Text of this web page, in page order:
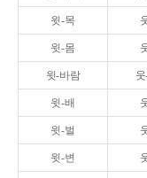
윗-목
윗-몸
윗-바람
윗-배
윗-벌
윗-변